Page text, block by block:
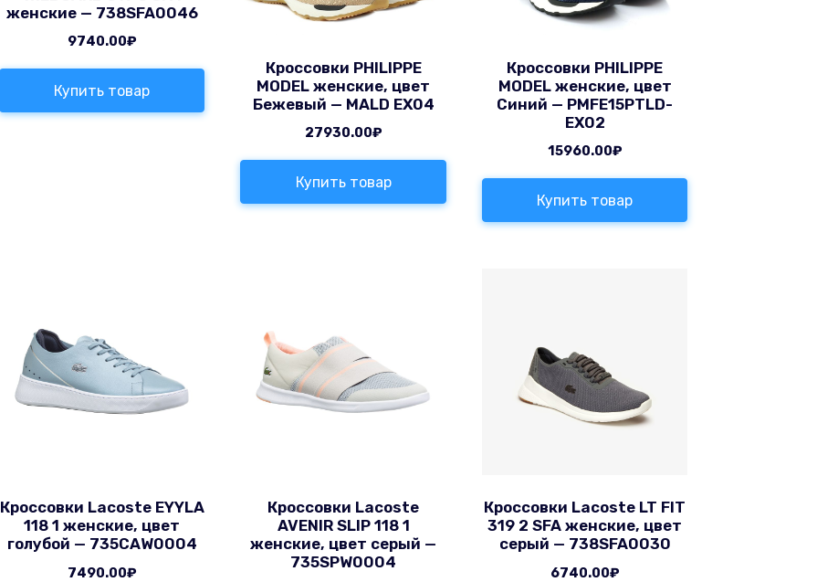
женские — 738SFA0046
9740.00₽
Купить товар
Кроссовки PHILIPPE
MODEL женские, цвет
Бежевый — MALD EX04
27930.00₽
Купить товар
Кроссовки PHILIPPE
MODEL женские, цвет
Синий — PMFE15PTLD-
EX02
15960.00₽
Купить товар
Кроссовки Lacoste EYYLA
118 1 женские, цвет
голубой — 735CAW0004
7490.00₽
Кроссовки Lacoste
AVENIR SLIP 118 1
женские, цвет серый —
735SPW0004
Кроссовки Lacoste LT FIT
319 2 SFA женские, цвет
серый — 738SFA0030
6740.00₽